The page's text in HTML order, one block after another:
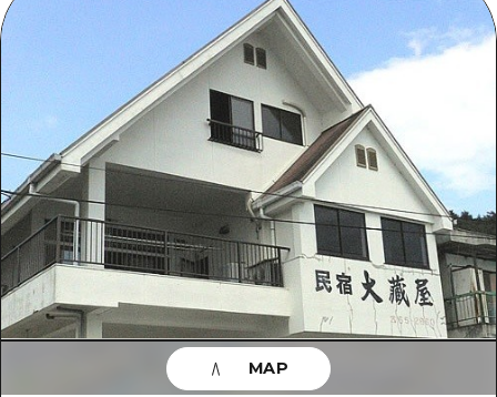
บทความเด่น
รายการ
คำแนะนำ
ศิลปะ
งานอีเว้นท์ / เทศกาล
อาหารรสเลิศ / สุรา
การปั่นจักรยาน
ช้อปปิ้ง
กีฬา
คอร์สตัวอย่าง
รายการ
คู่มือ Dive! Hiroshima
ฮิโรชิม่า โมชิ โมชิ ทราเวล
บริเวณรอบเมืองฮิโรชิม่า
อากิ
บิงโก
จุดหมายปลายทาง
รายการ
บริเวณรอบเมืองฮิโรชิม่า
บิงโก
บิโฮคุ
อีเว้นท์
ข้อมูลตามฤดูกาล
ข้อมูลที่เป็นประโยชน์
MAP